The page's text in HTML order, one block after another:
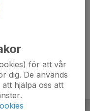
för att vår
dig. De används
hjälpa oss att